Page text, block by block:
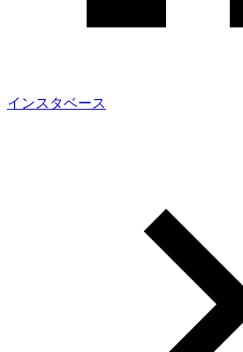
インスタベース